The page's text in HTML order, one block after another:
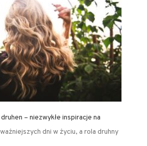
– niezwykłe inspiracje na
dni w życiu, a rola druhny